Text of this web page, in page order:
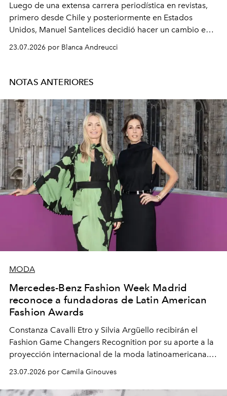
Luego de una extensa carrera periodística en revistas,
primero desde Chile y posteriormente en Estados
Unidos, Manuel Santelices decidió hacer un cambio en
su vida y dedicarse a la ilustración. Dibuja sobre lo que
más le apasiona: la cultura pop, la moda, el arte y el
historias y traer algo de fantasía e ilusión al mundo.
23.07.2026 por Blanca Andreucci
NOTAS ANTERIORES
MODA
Mercedes-Benz Fashion Week Madrid
reconoce a fundadoras de Latin American
Fashion Awards
Constanza Cavalli Etro y Silvia Argüello recibirán el
Fashion Game Changers Recognition por su aporte a la
proyección internacional de la moda latinoamericana.
En el marco de la cita madrileña, la plataforma también
llevará a la firma colombiana Agua by Agua Bendita
para inaugurar el calendario oficial de
23.07.2026 por Camila Ginouves